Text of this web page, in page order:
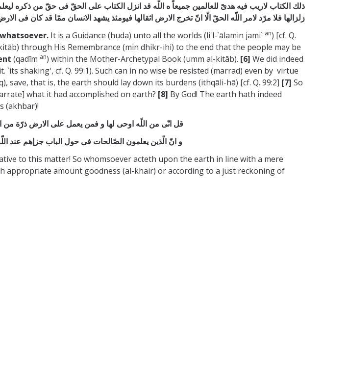
ذلك الكتاب لاريب فيه هدیً للعالمين جميعاً ه اللّه قد انزل الكتاب علی الحقّ فی حقّ من ذكره
زلزالها فلا مرّد لامر اللّه الحقّ الّا انّ تخرج الارض اثقالها فيومئذ يشهد الانسان ممّا قد كان فی
It is a Guidance (huda) unto all the worlds (li'l-`ālamin jami` an) [cf. Q.
through His Remembrance (min dhikr-ihi) to the end that the people may be
(qadīm an) within the Mother-Archetypal Book (umm al-kitāb). [6] We did indeed
`its shaking', cf. Q. 99:1). Such can in no wise be resisted (marrad) even by virtue
save, that is, the earth should lay down its burdens (ithqāli-hā) [cf. Q. 99:2] [7] So
what it had accomplished on earth? [8] By God! The earth hath indeed
(akhbar)!
قل انّی من اللّه اوحی لها و فمن يعمل علی الارض ذرّة من
و انّ الّذين يعلمون الصّالحات فی حول الباب جزإهم عند
to this matter! So whomsoever acteth upon the earth in line with a mere
amount goodness (al-khair) or according to a just reckoning of